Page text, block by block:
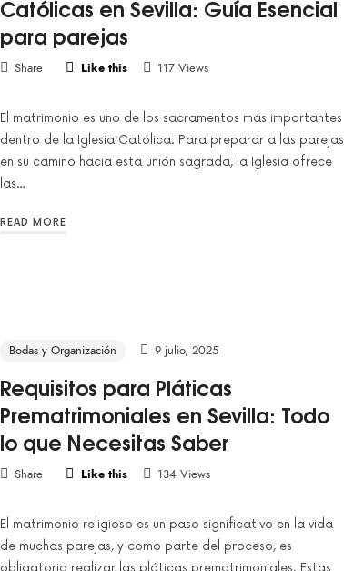
Católicas en Sevilla: Guía Esencial
para parejas
Share Like this 117 Views
El matrimonio es uno de los sacramentos más importantes
dentro de la Iglesia Católica. Para preparar a las parejas
en su camino hacia esta unión sagrada, la Iglesia ofrece
las…
READ MORE
Bodas y Organización 9 julio, 2025
Requisitos para Pláticas
Prematrimoniales en Sevilla: Todo
lo que Necesitas Saber
Share Like this 134 Views
El matrimonio religioso es un paso significativo en la vida
de muchas parejas, y como parte del proceso, es
obligatorio realizar las pláticas prematrimoniales. Estas